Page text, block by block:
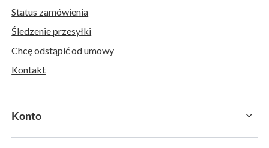
Status zamówienia
Śledzenie przesyłki
Chcę odstąpić od umowy
Kontakt
Konto